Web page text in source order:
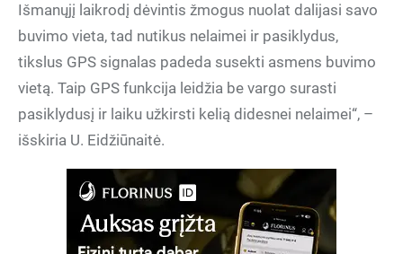
Išmanųjį laikrodį dėvintis žmogus nuolat dalijasi savo
buvimo vieta, tad nutikus nelaimei ir pasiklydus,
tikslus GPS signalas padeda susekti asmens buvimo
vietą. Taip GPS funkcija leidžia be vargo surasti
pasiklydusį ir laiku užkirsti kelią didesnei nelaimei“, –
išskiria U. Eidžiūnaitė.